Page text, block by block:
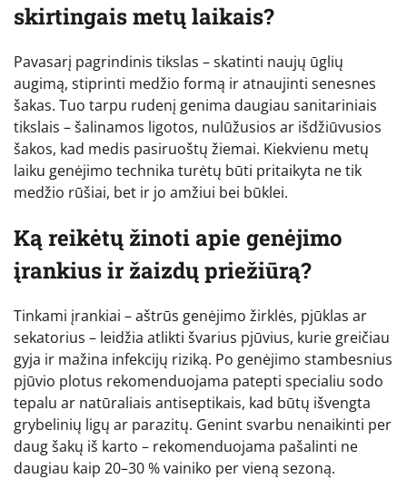
skirtingais metų laikais?
Pavasarį pagrindinis tikslas – skatinti naujų ūglių
augimą, stiprinti medžio formą ir atnaujinti senesnes
šakas. Tuo tarpu rudenį genima daugiau sanitariniais
tikslais – šalinamos ligotos, nulūžusios ar išdžiūvusios
šakos, kad medis pasiruoštų žiemai. Kiekvienu metų
laiku genėjimo technika turėtų būti pritaikyta ne tik
medžio rūšiai, bet ir jo amžiui bei būklei.
Ką reikėtų žinoti apie genėjimo
įrankius ir žaizdų priežiūrą?
Tinkami įrankiai – aštrūs genėjimo žirklės, pjūklas ar
sekatorius – leidžia atlikti švarius pjūvius, kurie greičiau
gyja ir mažina infekcijų riziką. Po genėjimo stambesnius
pjūvio plotus rekomenduojama patepti specialiu sodo
tepalu ar natūraliais antiseptikais, kad būtų išvengta
grybelinių ligų ar parazitų. Genint svarbu nenaikinti per
daug šakų iš karto – rekomenduojama pašalinti ne
daugiau kaip 20–30 % vainiko per vieną sezoną.